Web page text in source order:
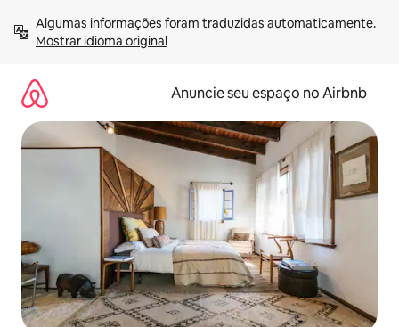
para
Mostrar idioma original
Anuncie seu espaço no Airbnb